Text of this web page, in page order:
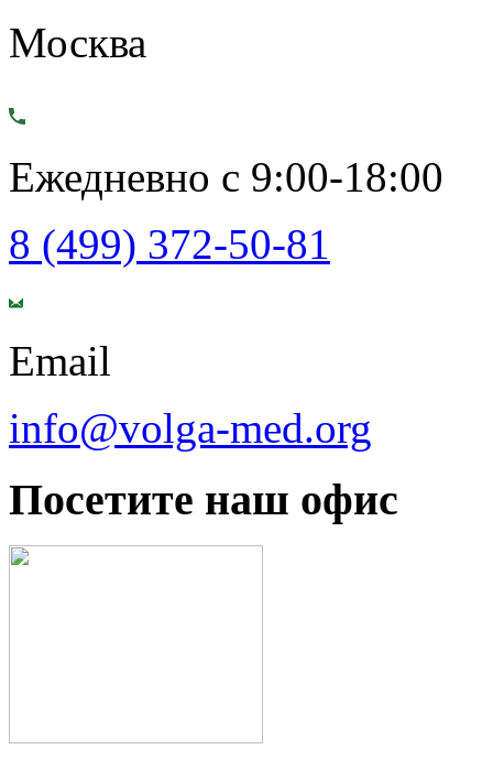
Москва
Ежедневно с 9:00-18:00
8 (499) 372-50-81
Email
info@volga-med.org
Посетите наш офис